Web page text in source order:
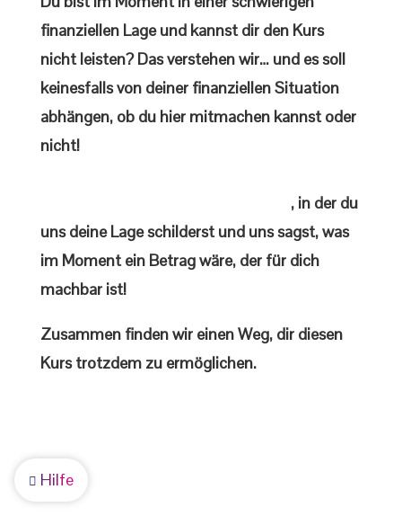
 Hilfe
finanziellen Lage und kannst dir den Kurs
nicht leisten? Das verstehen wir… und es soll
keinesfalls von deiner finanziellen Situation
abhängen, ob du hier mitmachen kannst oder
nicht!
, in der du
uns deine Lage schilderst und uns sagst, was
im Moment ein Betrag wäre, der für dich
machbar ist!
Zusammen finden wir einen Weg, dir diesen
Kurs trotzdem zu ermöglichen.